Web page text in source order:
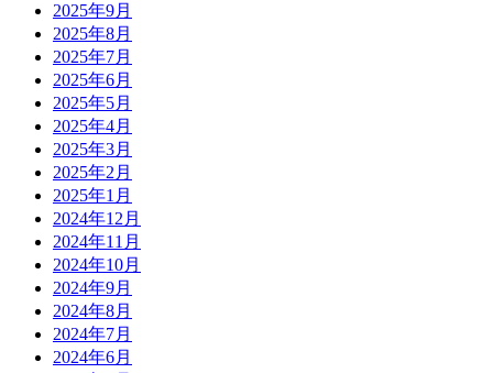
2025年9月
2025年8月
2025年7月
2025年6月
2025年5月
2025年4月
2025年3月
2025年2月
2025年1月
2024年12月
2024年11月
2024年10月
2024年9月
2024年8月
2024年7月
2024年6月